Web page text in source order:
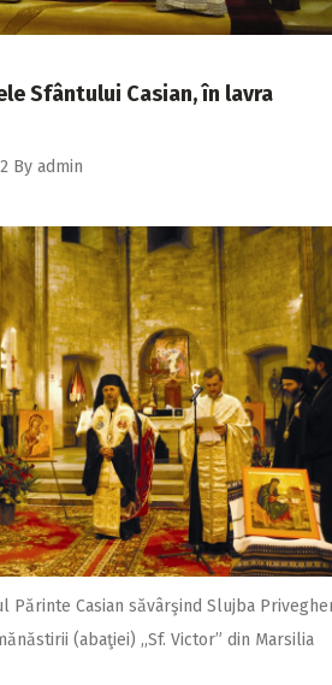
Sfântului Casian, în lavra
By admin
Părinte Casian săvârşind Slujba
(abaţiei) ,,Sf. Victor” din Marsilia